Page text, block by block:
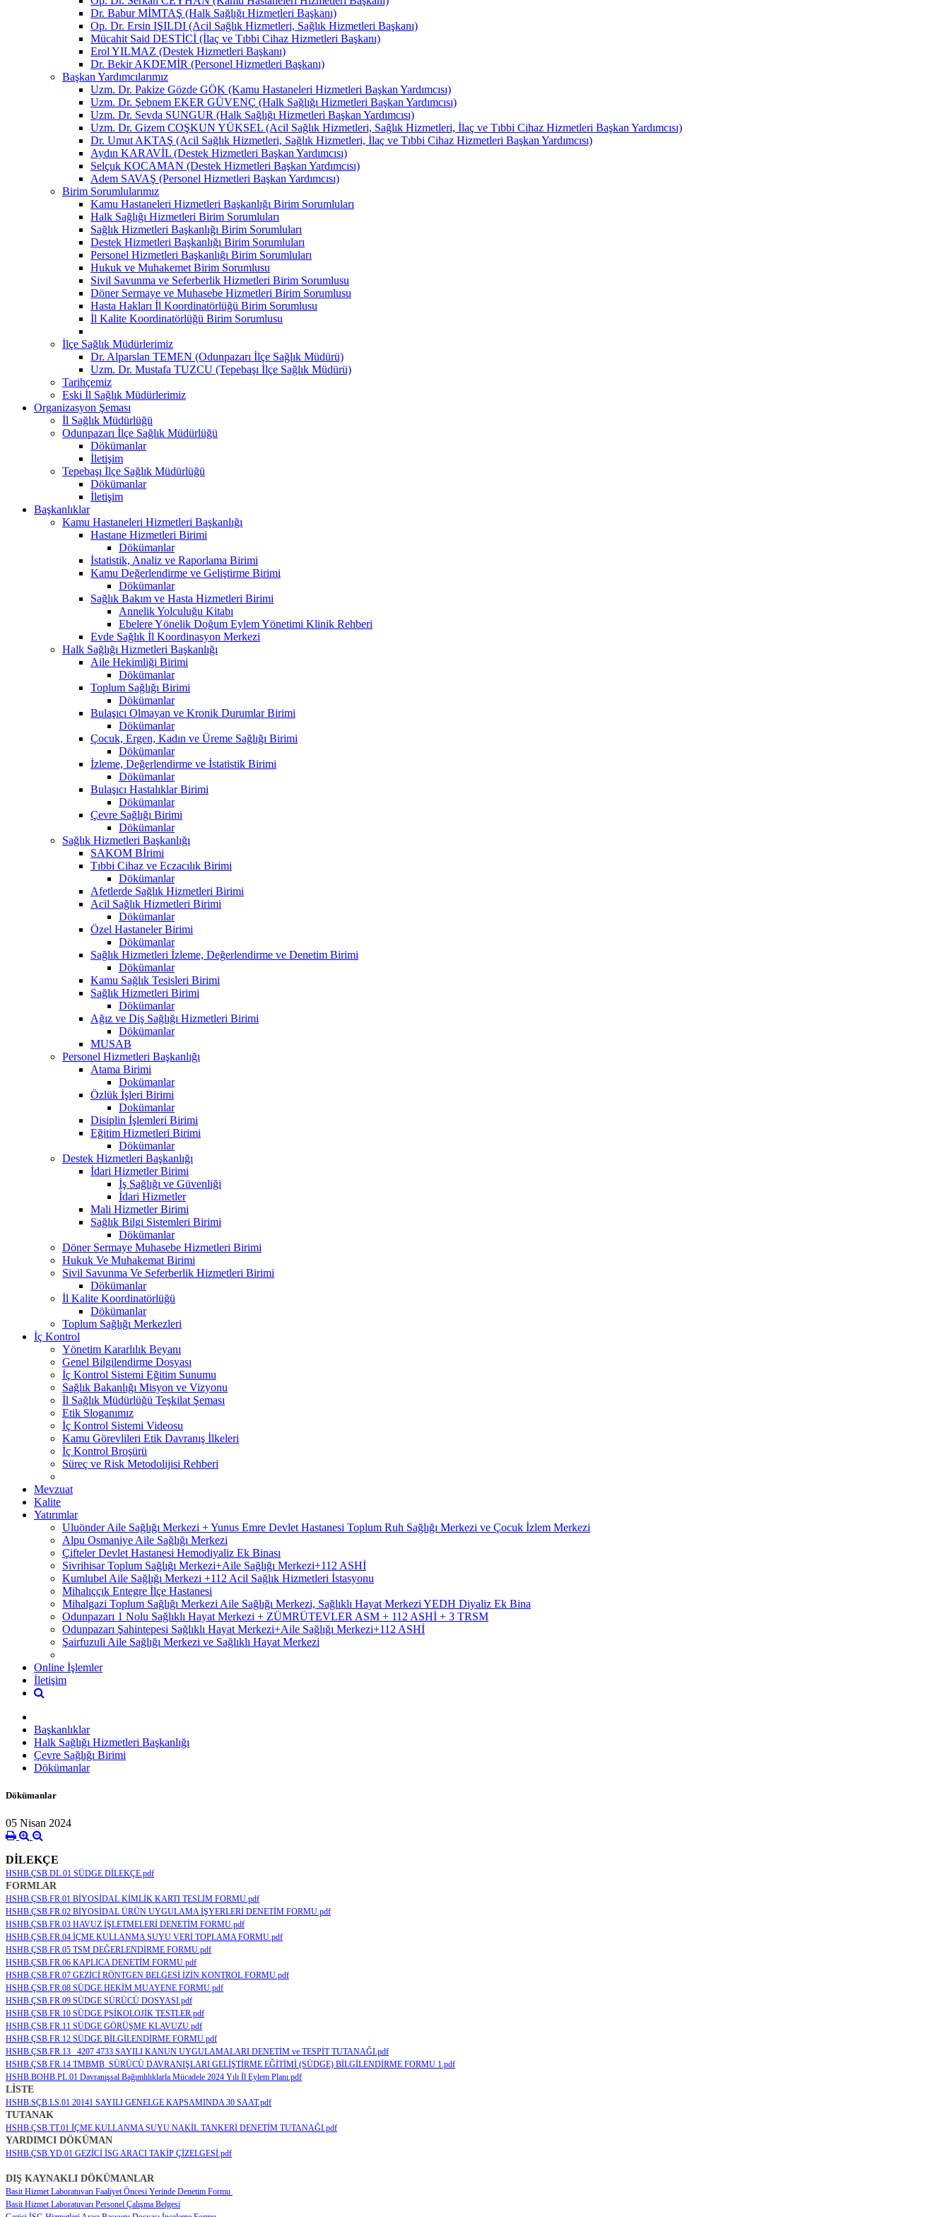
Dr. Babur MİMTAŞ (Halk Sağlığı Hizmetleri Başkanı)
Op. Dr. Ersin IŞILDI (Acil Sağlık Hizmetleri, Sağlık Hizmetleri Başkanı)
Mücahit Said DESTİCİ (İlaç ve Tıbbi Cihaz Hizmetleri Başkanı)
Erol YILMAZ (Destek Hizmetleri Başkanı)
Dr. Bekir AKDEMİR (Personel Hizmetleri Başkanı)
Başkan Yardımcılarımız
Uzm. Dr. Pakize Gözde GÖK (Kamu Hastaneleri Hizmetleri Başkan Yardımcısı)
Uzm. Dr. Şebnem EKER GÜVENÇ (Halk Sağlığı Hizmetleri Başkan Yardımcısı)
Uzm. Dr. Sevda SUNGUR (Halk Sağlığı Hizmetleri Başkan Yardımcısı)
Uzm. Dr. Gizem COŞKUN YÜKSEL (Acil Sağlık Hizmetleri, Sağlık Hizmetleri, İlaç ve Tıbbi Cihaz Hizmetleri Başkan Yardımcısı)
Dr. Umut AKTAŞ (Acil Sağlık Hizmetleri, Sağlık Hizmetleri, İlaç ve Tıbbi Cihaz Hizmetleri Başkan Yardımcısı)
Aydın KARAVİL (Destek Hizmetleri Başkan Yardımcısı)
Selçuk KOCAMAN (Destek Hizmetleri Başkan Yardımcısı)
Adem SAVAŞ (Personel Hizmetleri Başkan Yardımcısı)
Birim Sorumlularımız
Kamu Hastaneleri Hizmetleri Başkanlığı Birim Sorumluları
Halk Sağlığı Hizmetleri Birim Sorumluları
Sağlık Hizmetleri Başkanlığı Birim Sorumluları
Destek Hizmetleri Başkanlığı Birim Sorumluları
Personel Hizmetleri Başkanlığı Birim Sorumluları
Hukuk ve Muhakemet Birim Sorumlusu
Sivil Savunma ve Seferberlik Hizmetleri Birim Sorumlusu
Döner Sermaye ve Muhasebe Hizmetleri Birim Sorumlusu
Hasta Hakları İl Koordinatörlüğü Birim Sorumlusu
İl Kalite Koordinatörlüğü Birim Sorumlusu
İlçe Sağlık Müdürlerimiz
Dr. Alparslan TEMEN (Odunpazarı İlçe Sağlık Müdürü)
Uzm. Dr. Mustafa TUZCU (Tepebaşı İlçe Sağlık Müdürü)
Tarihçemiz
Eski İl Sağlık Müdürlerimiz
Organizasyon Şeması
İl Sağlık Müdürlüğü
Odunpazarı İlçe Sağlık Müdürlüğü
Dökümanlar
İletişim
Tepebaşı İlçe Sağlık Müdürlüğü
Dökümanlar
İletişim
Başkanlıklar
Kamu Hastaneleri Hizmetleri Başkanlığı
Hastane Hizmetleri Birimi
Dökümanlar
İstatistik, Analiz ve Raporlama Birimi
Kamu Değerlendirme ve Geliştirme Birimi
Dökümanlar
Sağlık Bakım ve Hasta Hizmetleri Birimi
Annelik Yolculuğu Kitabı
Ebelere Yönelik Doğum Eylem Yönetimi Klinik Rehberi
Evde Sağlık İl Koordinasyon Merkezi
Halk Sağlığı Hizmetleri Başkanlığı
Aile Hekimliği Birimi
Dökümanlar
Toplum Sağlığı Birimi
Dökümanlar
Bulaşıcı Olmayan ve Kronik Durumlar Birimi
Dökümanlar
Çocuk, Ergen, Kadın ve Üreme Sağlığı Birimi
Dökümanlar
İzleme, Değerlendirme ve İstatistik Birimi
Dökümanlar
Bulaşıcı Hastalıklar Birimi
Dökümanlar
Çevre Sağlığı Birimi
Dökümanlar
Sağlık Hizmetleri Başkanlığı
SAKOM Bİrimi
Tıbbi Cihaz ve Eczacılık Birimi
Dökümanlar
Afetlerde Sağlık Hizmetleri Birimi
Acil Sağlık Hizmetleri Birimi
Dökümanlar
Özel Hastaneler Birimi
Dökümanlar
Sağlık Hizmetleri İzleme, Değerlendirme ve Denetim Birimi
Dökümanlar
Kamu Sağlık Tesisleri Birimi
Sağlık Hizmetleri Birimi
Dökümanlar
Ağız ve Diş Sağlığı Hizmetleri Birimi
Dökümanlar
MUSAB
Personel Hizmetleri Başkanlığı
Atama Birimi
Dokümanlar
Özlük İşleri Birimi
Dokümanlar
Disiplin İşlemleri Birimi
Eğitim Hizmetleri Birimi
Dökümanlar
Destek Hizmetleri Başkanlığı
İdari Hizmetler Birimi
İş Sağlığı ve Güvenliği
İdari Hizmetler
Mali Hizmetler Birimi
Sağlık Bilgi Sistemleri Birimi
Dökümanlar
Döner Sermaye Muhasebe Hizmetleri Birimi
Hukuk Ve Muhakemat Birimi
Sivil Savunma Ve Seferberlik Hizmetleri Birimi
Dökümanlar
İl Kalite Koordinatörlüğü
Dökümanlar
Toplum Sağlığı Merkezleri
İç Kontrol
Yönetim Kararlılık Beyanı
Genel Bilgilendirme Dosyası
İç Kontrol Sistemi Eğitim Sunumu
Sağlık Bakanlığı Misyon ve Vizyonu
İl Sağlık Müdürlüğü Teşkilat Şeması
Etik Sloganımız
İç Kontrol Sistemi Videosu
Kamu Görevlileri Etik Davranış İlkeleri
İç Kontrol Broşürü
Süreç ve Risk Metodolijisi Rehberi
Mevzuat
Kalite
Yatırımlar
Uluönder Aile Sağlığı Merkezi + Yunus Emre Devlet Hastanesi Toplum Ruh Sağlığı Merkezi ve Çocuk İzlem Merkezi
Alpu Osmaniye Aile Sağlığı Merkezi
Çifteler Devlet Hastanesi Hemodiyaliz Ek Binası
Sivrihisar Toplum Sağlığı Merkezi+Aile Sağlığı Merkezi+112 ASHİ
Kumlubel Aile Sağlığı Merkezi +112 Acil Sağlık Hizmetleri İstasyonu
Mihalıççık Entegre İlçe Hastanesi
Mihalgazi Toplum Sağlığı Merkezi Aile Sağlığı Merkezi, Sağlıklı Hayat Merkezi YEDH Diyaliz Ek Bina
Odunpazarı 1 Nolu Sağlıklı Hayat Merkezi + ZÜMRÜTEVLER ASM + 112 ASHİ + 3 TRSM
Odunpazarı Şahintepesi Sağlıklı Hayat Merkezi+Aile Sağlığı Merkezi+112 ASHİ
Şairfuzuli Aile Sağlığı Merkezi ve Sağlıklı Hayat Merkezi
Online İşlemler
İletişim
Başkanlıklar
Halk Sağlığı Hizmetleri Başkanlığı
Çevre Sağlığı Birimi
Dökümanlar
Dökümanlar
05 Nisan 2024
DİLEKÇE
HSHB.ÇSB.DL.01 SÜDGE DİLEKÇE.pdf
FORMLAR
HSHB.ÇSB.FR.01 BİYOSİDAL KİMLİK KARTI TESLİM FORMU.pdf
HSHB.ÇSB.FR.02 BİYOSİDAL ÜRÜN UYGULAMA İŞYERLERİ DENETİM FORMU.pdf
HSHB.ÇSB.FR.03 HAVUZ İŞLETMELERİ DENETİM FORMU.pdf
HSHB.ÇSB.FR.04 İÇME KULLANMA SUYU VERİ TOPLAMA FORMU.pdf
HSHB.ÇSB.FR.05 TSM DEĞERLENDİRME FORMU.pdf
HSHB.ÇSB.FR.06 KAPLICA DENETİM FORMU.pdf
HSHB.ÇSB.FR.07 GEZİCİ RÖNTGEN BELGESİ İZİN KONTROL FORMU.pdf
HSHB.ÇSB.FR.08 SÜDGE HEKİM MUAYENE FORMU.pdf
HSHB.ÇSB.FR.09 SÜDGE SÜRÜCÜ DOSYASI.pdf
HSHB.ÇSB.FR.10 SÜDGE PSİKOLOJİK TESTLER.pdf
HSHB.ÇSB.FR.11 SÜDGE GÖRÜŞME KLAVUZU.pdf
HSHB.ÇSB.FR.12 SÜDGE BİLGİLENDİRME FORMU.pdf
HSHB.ÇSB.FR.13 _4207 4733 SAYILI KANUN UYGULAMALARI DENETİM ve TESPİT TUTANAĞI.pdf
HSHB.ÇSB.FR.14 TMBMB_SÜRÜCÜ DAVRANIŞLARI GELİŞTİRME EĞİTİMİ (SÜDGE) BİLGİLENDİRME FORMU 1.pdf
HSHB.BOHB.PL.01 Davranışsal Bağımlılıklarla Mücadele 2024 Yılı İl Eylem Planı.pdf
LİSTE
HSHB.SÇB.LS.01 20141 SAYILI GENELGE KAPSAMINDA 30 SAAT.pdf
TUTANAK
HSHB.ÇSB.TT.01 İÇME KULLANMA SUYU NAKİL TANKERİ DENETİM TUTANAĞI.pdf
YARDIMCI DÖKÜMAN
HSHB.ÇSB.YD.01 GEZİCİ İSG ARACI TAKİP ÇİZELGESİ.pdf
DIŞ KAYNAKLI DÖKÜMANLAR
Basit Hizmet Laboratuvarı Faaliyet Öncesi Yerinde Denetim Formu
Basit Hizmet Laboratuvarı Personel Çalışma Belgesi